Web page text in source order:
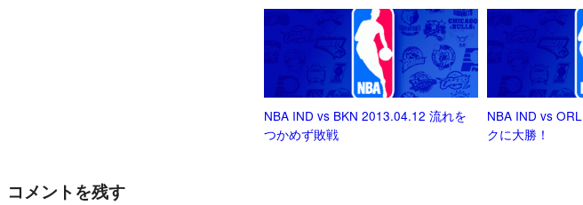
NBA IND vs BKN 2013.04.12 流れを
つかめず敗戦
NBA IND vs
クに大勝！
コメントを残す